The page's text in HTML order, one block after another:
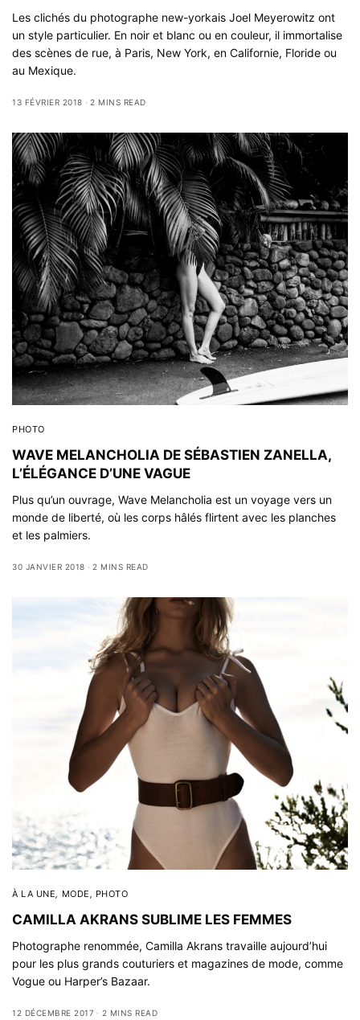
Les clichés du photographe new-yorkais Joel Meyerowitz ont
un style particulier. En noir et blanc ou en couleur, il immortalise
des scènes de rue, à Paris, New York, en Californie, Floride ou
au Mexique.
13 FÉVRIER 2018 2 MINS READ
PHOTO
WAVE MELANCHOLIA DE SÉBASTIEN ZANELLA,
L’ÉLÉGANCE D’UNE VAGUE
Plus qu’un ouvrage, Wave Melancholia est un voyage vers un
monde de liberté, où les corps hâlés flirtent avec les planches
et les palmiers.
30 JANVIER 2018 2 MINS READ
À LA UNE MODE PHOTO
CAMILLA AKRANS SUBLIME LES FEMMES
Photographe renommée, Camilla Akrans travaille aujourd’hui
pour les plus grands couturiers et magazines de mode, comme
Vogue ou Harper’s Bazaar.
12 DÉCEMBRE 2017 2 MINS READ